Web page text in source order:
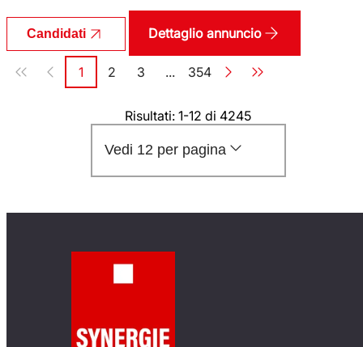
Candidati Dettaglio annuncio
Paginazione
Pagina
1 Pagina
2 Pagina
3 ... Pagina
354
Risultati: 1-12 di 4245
Vedi 12 per pagina